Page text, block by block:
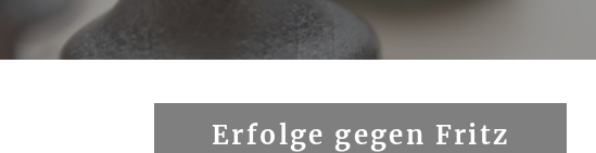
Erfolge gegen Fritz